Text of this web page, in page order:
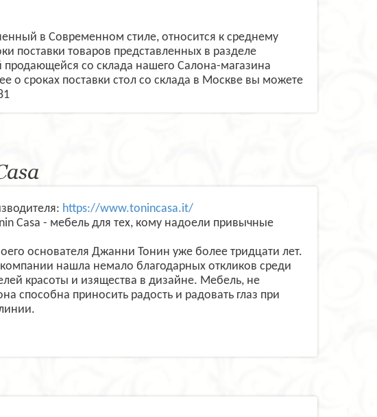
в Современном стиле, относится к среднему
поставки товаров представленных в разделе
со склада нашего Салона-магазина
о сроках поставки стол со склада в Москве вы можете
https://www.tonincasa.it/
Casa - мебель для тех, кому надоели привычные
основателя Джанни Тонин уже более тридцати лет.
нашла немало благодарных откликов среди
красоты и изящества в дизайне. Мебель, не
способна приносить радость и радовать глаз при